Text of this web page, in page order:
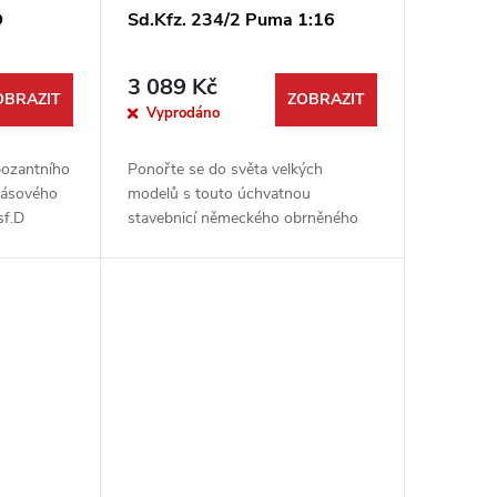
Sd.Kfz. 234/2 Puma 1:16
3 089 Kč
Vyprodáno
ZOBRAZIT
Ponořte se do světa velkých
modelů s touto úchvatnou
stavebnicí německého obrněného